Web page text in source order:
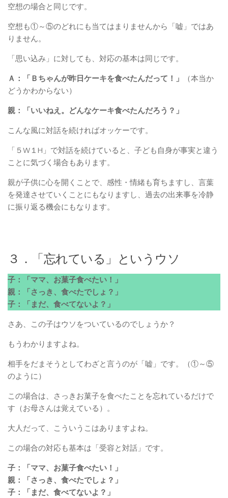
空想の場合と同じです。
空想も①～⑤のどれにも当てはまりませんから「嘘」ではあ
りません。
「思い込み」に対しても、対応の基本は同じです。
Ａ：「Ｂちゃんが昨日ケーキを食べたんだって！」
（本当か
どうかわからない）
親：「いいねえ。どんなケーキ食べたんだろう？」
こんな風に対話を続ければオッケーです。
「５W１H」で対話を続けていると、子ども自身が事実と違う
ことに気づく場合もあります。
親が子供に心を開くことで、感性・情緒も育ちますし、言葉
を発達させていくことにもなりますし、過去の出来事を冷静
に振り返る機会にもなります。
３．「忘れている」というウソ
子：「ママ、お菓子食べたい！」
親：「さっき、食べたでしょ？」
子：「まだ、食べてないよ？」
さあ、この子はウソをついているのでしょうか？
もうわかりますよね。
相手をだまそうとしてわざと言うのが「嘘」です。（①～⑤
のように）
この場合は、さっきお菓子を食べたことを忘れているだけで
す（お母さんは覚えている）。
大人だって、こういうこはありますよね。
この場合の対応も基本は「受容と対話」です。
子：「ママ、お菓子食べたい！」
親：「さっき、食べたでしょ？」
子：「まだ、食べてないよ？」